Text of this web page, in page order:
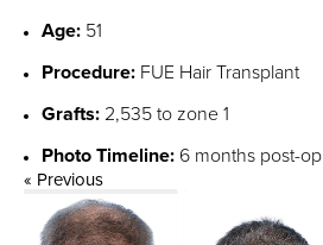
Age: 51
Procedure: FUE Hair Transplant
Grafts: 2,535 to zone 1
Photo Timeline: 6 months post-op
« Previous